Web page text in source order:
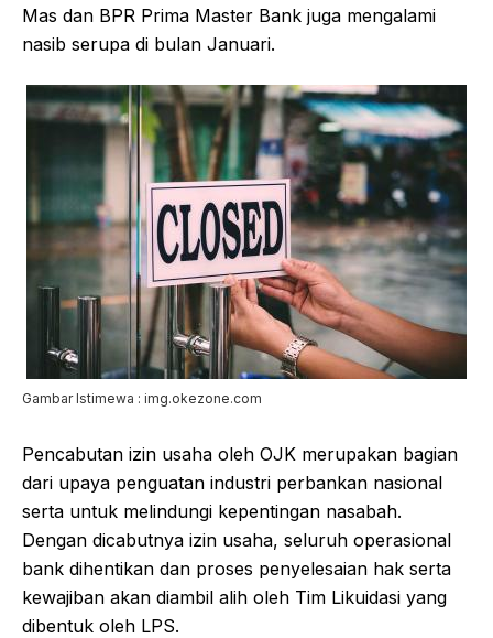
Mas dan BPR Prima Master Bank juga mengalami
nasib serupa di bulan Januari.
Gambar Istimewa : img.okezone.com
Pencabutan izin usaha oleh OJK merupakan bagian
dari upaya penguatan industri perbankan nasional
serta untuk melindungi kepentingan nasabah.
Dengan dicabutnya izin usaha, seluruh operasional
bank dihentikan dan proses penyelesaian hak serta
kewajiban akan diambil alih oleh Tim Likuidasi yang
dibentuk oleh LPS.